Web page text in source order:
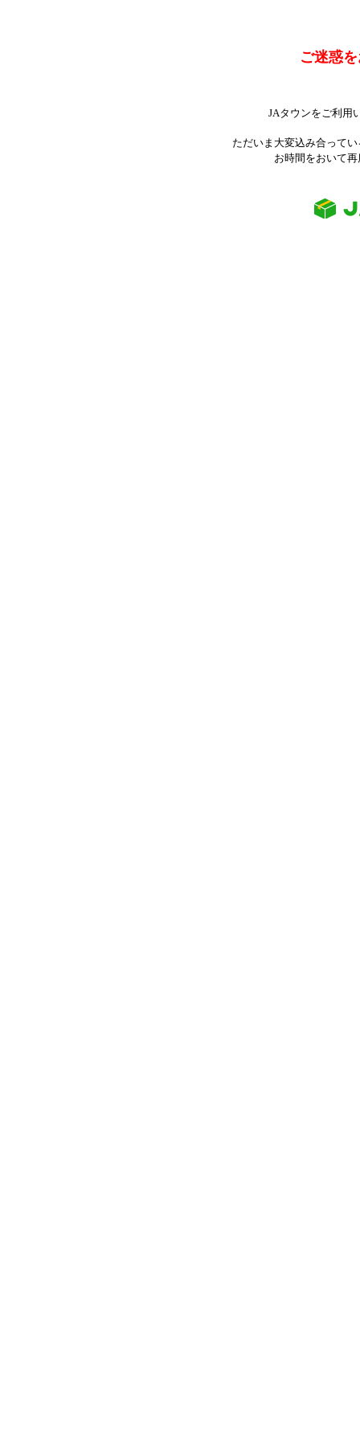
ご迷惑
JAタウンをご利用
ただいま大変込み合って
お時間をおいて